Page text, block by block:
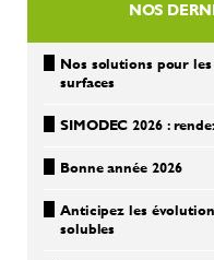
NOS
Nos solutions pour
surfaces
SIMODEC 2026 :
Bonne année 2026
Anticipez les
solubles